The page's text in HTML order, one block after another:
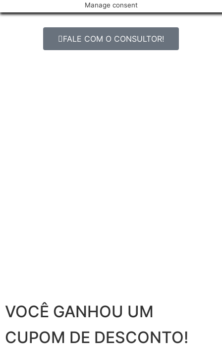
Manage consent
FALE COM O CONSULTOR!
VOCÊ GANHOU UM
CUPOM DE DESCONTO!